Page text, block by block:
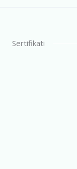
Sertifikati